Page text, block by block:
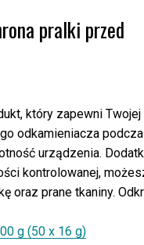
pralki przed
który zapewni Twojej
odkamieniacza
urządzenia.
kontrolowanej,
oraz prane tkaniny.
g (50 x 16 g)